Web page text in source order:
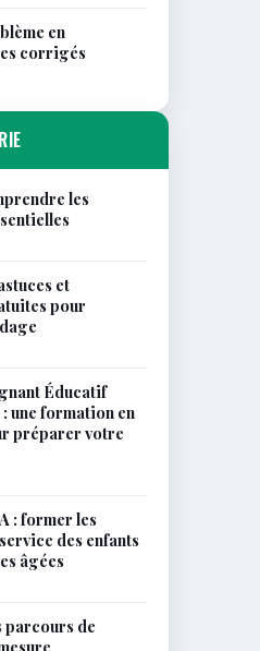
en
corrigés
les
et
pour
Éducatif
une formation en
préparer votre
: former les
des enfants
âgées
parcours de